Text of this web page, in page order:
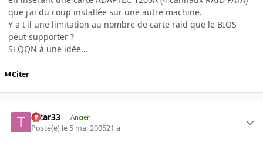
que j'ai du coup installée sur une autre machine.
Y a t'il une limitation au nombre de carte raid que le BIOS
peut supporter ?
Si QQN à une idée...
Citer
tatar33 Ancien
Posté(e) le 5 mai 200521 a